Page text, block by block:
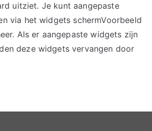
uitziet. Je kunt aangepaste
via het widgets schermVoorbeeld
Als er aangepaste widgets zijn
deze widgets vervangen door